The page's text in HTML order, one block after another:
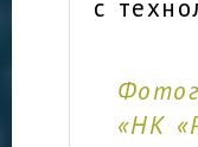
«НК